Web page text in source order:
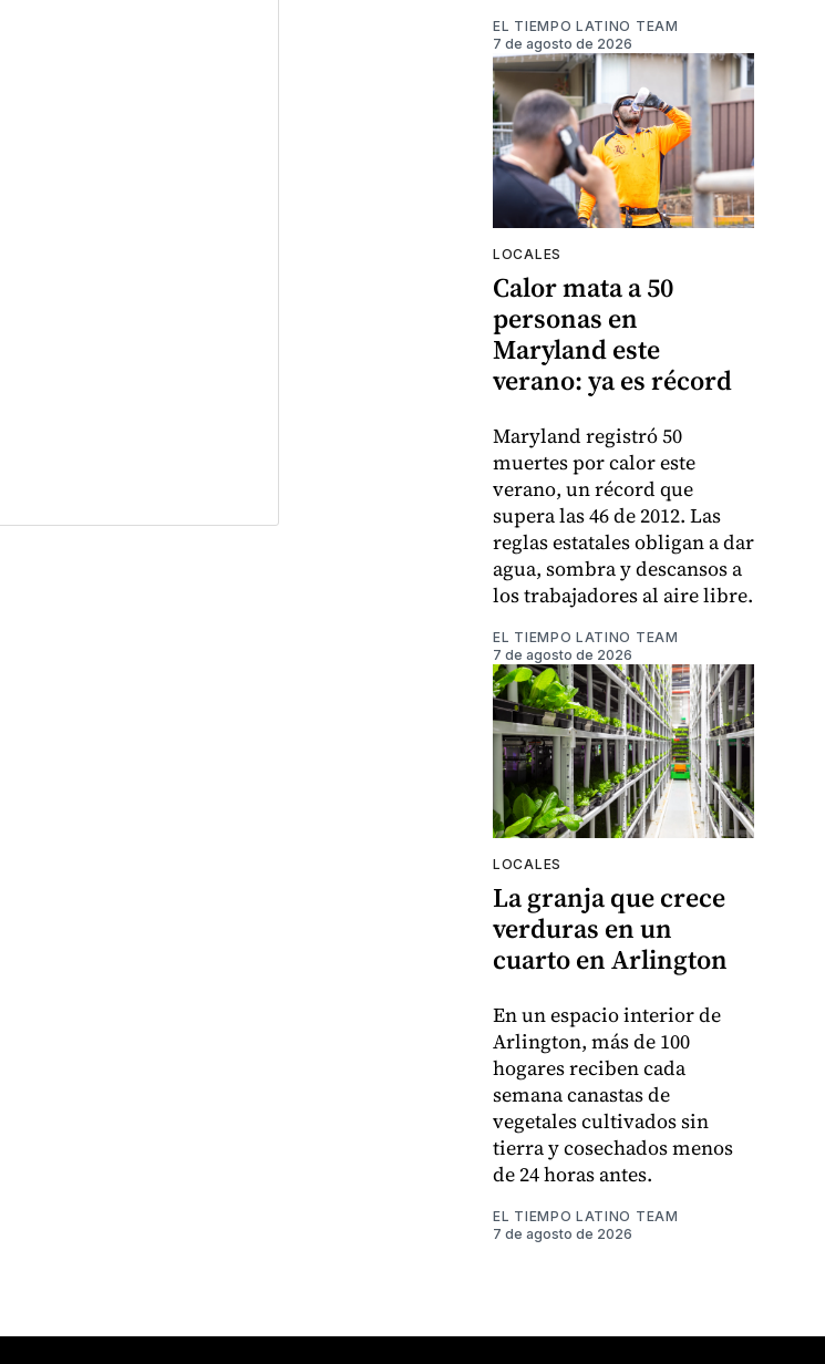
EL TIEMPO LATINO TEAM
7 de agosto de 2026
LOCALES
Calor mata a 50
personas en
Maryland este
verano: ya es récord
Maryland registró 50
muertes por calor este
verano, un récord que
supera las 46 de 2012. Las
reglas estatales obligan a dar
agua, sombra y descansos a
los trabajadores al aire libre.
EL TIEMPO LATINO TEAM
7 de agosto de 2026
LOCALES
La granja que crece
verduras en un
cuarto en Arlington
En un espacio interior de
Arlington, más de 100
hogares reciben cada
semana canastas de
vegetales cultivados sin
tierra y cosechados menos
de 24 horas antes.
EL TIEMPO LATINO TEAM
7 de agosto de 2026